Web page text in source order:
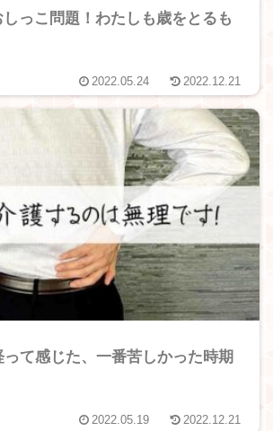
しっこ問題！わたしも歳をとるも
2022.05.24 2022.12.21
て感じた、一番苦しかった時期
2022.05.19 2022.12.21